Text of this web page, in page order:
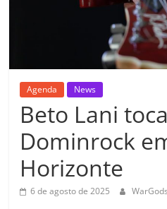
Agenda News
Beto Lani
Dominrock
Horizonte
6 de agosto de 2025